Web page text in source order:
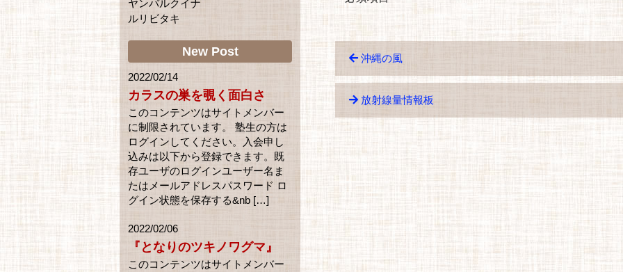
沖縄の風
放射線量情報板
ヤンバルクイナ
ルリビタキ
New Post
2022/02/14
カラスの巣を覗く面白さ
このコンテンツはサイトメンバー
に制限されています。 塾生の方は
ログインしてください。入会申し
込みは以下から登録できます。既
存ユーザのログインユーザー名ま
たはメールアドレスパスワード ロ
グイン状態を保存する&nb […]
2022/02/06
『となりのツキノワグマ』
このコンテンツはサイトメンバー